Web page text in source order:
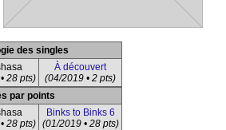
des singles
28 pts)
À découvert
(04/2019 • 2 pts)
par points
28 pts)
Binks to Binks 6
(01/2019 • 28 pts)